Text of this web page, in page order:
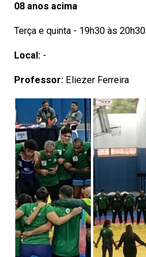
08 anos acima
Terça e quinta - 19h30 às 20h30
Local: -
Professor: Eliezer Ferreira